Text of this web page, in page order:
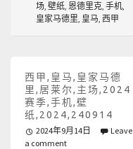
场, 壁纸, 恩德里克, 手机,
皇家马德里, 皇马, 西甲
西甲,皇马,皇家马德
里,居莱尔,主场,2024
赛季,手机,壁
纸,2024,240914
2024年9月14日
Leave
a comment